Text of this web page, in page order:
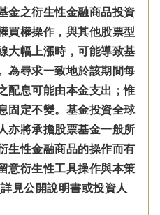
金之衍生性金融商品投資
買權操作，與其他股票型
大幅上漲時，可能導致基
為尋求一致地於該期間每
配息可能由本金支出；惟
固定不變。基金投資全球
亦將承擔股票基金一般所
生性金融商品的操作而有
意衍生性工具操作與本策
見公開說明書或投資人